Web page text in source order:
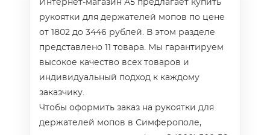
Интернет-магазин А5 предлагает купить
рукоятки для держателей мопов по цене
от 1802 до 3446 рублей. В этом разделе
представлено 11 товара. Мы гарантируем
высокое качество всех товаров и
индивидуальный подход к каждому
заказчику.
Чтобы оформить заказ на рукоятки для
держателей мопов в Симферополе,